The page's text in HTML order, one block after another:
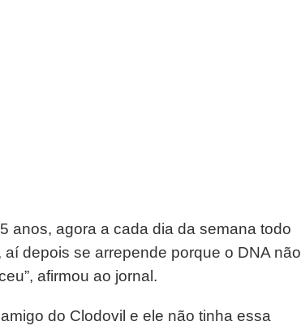
anos, agora a cada dia da semana todo
depois se arrepende porque o DNA não
afirmou ao jornal.
do Clodovil e ele não tinha essa